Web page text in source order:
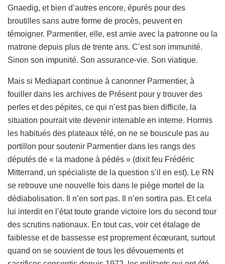
Gnaedig, et bien d’autres encore, épurés pour des
broutilles sans autre forme de procès, peuvent en
témoigner. Parmentier, elle, est amie avec la patronne ou la
matrone depuis plus de trente ans. C’est son immunité.
Sinon son impunité. Son assurance-vie. Son viatique.
Mais si Mediapart continue à canonner Parmentier, à
fouiller dans les archives de Présent pour y trouver des
perles et des pépites, ce qui n’est pas bien difficile, la
situation pourrait vite devenir intenable en interne. Hormis
les habitués des plateaux télé, on ne se bouscule pas au
portillon pour soutenir Parmentier dans les rangs des
députés de « la madone à pédés » (dixit feu Frédéric
Mitterrand, un spécialiste de la question s’il en est). Le RN
se retrouve une nouvelle fois dans le piège mortel de la
dédiabolisation. Il n’en sort pas. Il n’en sortira pas. Et cela
lui interdit en l’état toute grande victoire lors du second tour
des scrutins nationaux. En tout cas, voir cet étalage de
faiblesse et de bassesse est proprement écœurant, surtout
quand on se souvient de tous les dévouements et